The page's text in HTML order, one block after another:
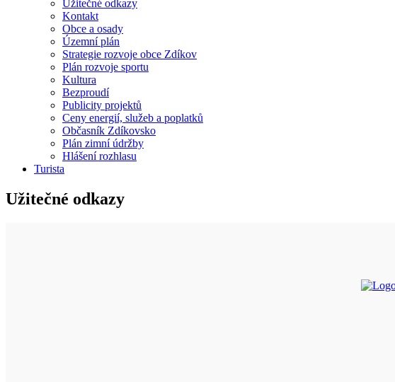
Užitečné odkazy
Kontakt
Obce a osady
Územní plán
Strategie rozvoje obce Zdíkov
Plán rozvoje sportu
Kultura
Bezproudí
Publicity projektů
Ceny energií, služeb a poplatků
Občasník Zdíkovsko
Plán zimní údržby
Hlášení rozhlasu
Turista
Užitečné odkazy